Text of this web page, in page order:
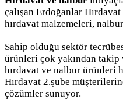
çalışan Erdoğanlar
hırdavat malzemeleri,
Sahip olduğu sektör
ürünleri çok yakından takip
hırdavat ve nalbur ürünleri
Hırdavat 2.şube
çözümler sunuyor.